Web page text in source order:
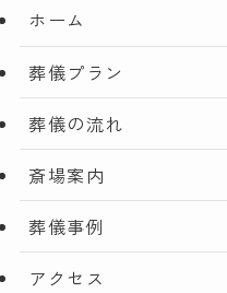
ホーム
葬儀プラン
葬儀の流れ
斎場案内
葬儀事例
アクセス